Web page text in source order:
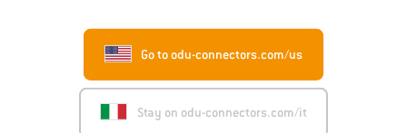
Go to odu-connectors.com/us
Stay on odu-connectors.com/it
+49 8631 6156-1695
Daniel.Klemisch@odu.de